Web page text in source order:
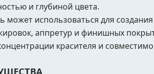
и глубиной цвета.
может использоваться для
аппретур и финишных
красителя и